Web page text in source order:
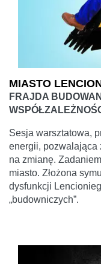
MIASTO
FRAJDA
Sesja warsztatowa,
energii, pozwalająca
na zmianę.
miasto. Złożona
dysfunkcji
„budowniczych”.